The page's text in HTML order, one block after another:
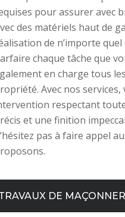
pour assurer avec
des matériels haut de
de n’importe
chaque tâche que
en charge tous
Avec nos
respectant
et une finition
pas à faire appel
DE